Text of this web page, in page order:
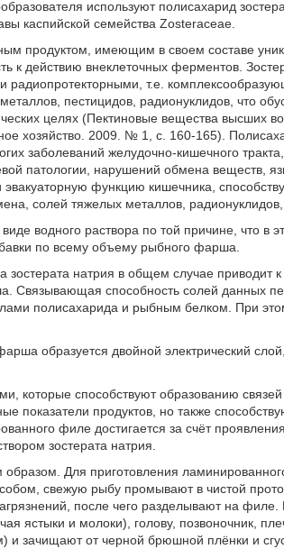
используют полисахарид
каспийской семейства Zosteraceae.
продуктом, имеющим в своем составе
к действию внеклеточных ферментов.
радиопротекторными, т.е.
пестицидов, радионуклидов, что
целях (Пектиновые вещества высших
хозяйство. 2009. № 1, с. 160-165).
заболеваний желудочно-кишечного
патологии, нарушений обмена веществ,
функцию кишечника,
солей тяжелых металлов, радионуклидов,
водного раствора по той причине, что в
по всему объему рыбного фарша.
зостерата натрия в общем случае приводит
Связывающая способность солей данных
полисахарида и рыбным белком. При
образуется двойной электрический
которые способствуют образованию связей
показатели продуктов, но также
филе достигается за счёт
зостерата натрия.
Для приготовления
свежую рыбу промывают в чистой
после чего разделывают на
ястыки и молоки), голову, позвоночник,
и зачищают от черной брюшной плёнки и